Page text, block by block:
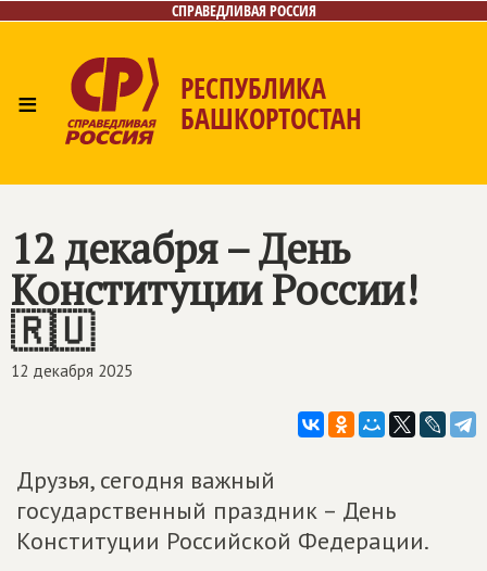
СПРАВЕДЛИВАЯ РОССИЯ
≡ РЕСПУБЛИКА
БАШКОРТОСТАН
Контакты
Поиск
12 декабря – День
Конституции России!
🇷🇺
12 декабря 2025
Друзья, сегодня важный
государственный праздник – День
Конституции Российской Федерации.